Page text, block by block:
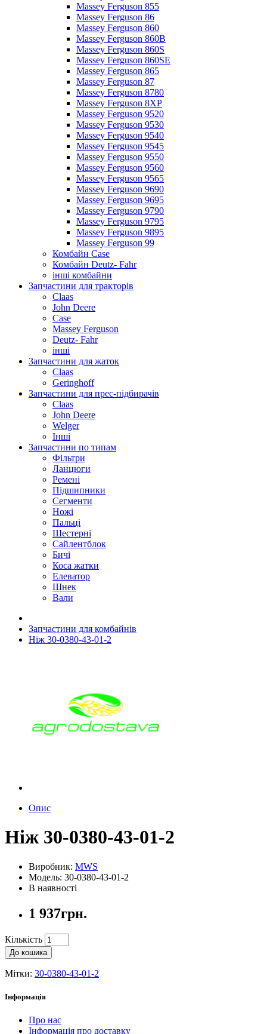
Massey Ferguson 855
Massey Ferguson 86
Massey Ferguson 860
Massey Ferguson 860B
Massey Ferguson 860S
Massey Ferguson 860SE
Massey Ferguson 865
Massey Ferguson 87
Massey Ferguson 8780
Massey Ferguson 8XP
Massey Ferguson 9520
Massey Ferguson 9530
Massey Ferguson 9540
Massey Ferguson 9545
Massey Ferguson 9550
Massey Ferguson 9560
Massey Ferguson 9565
Massey Ferguson 9690
Massey Ferguson 9695
Massey Ferguson 9790
Massey Ferguson 9795
Massey Ferguson 9895
Massey Ferguson 99
Комбайн Case
Комбайн Deutz- Fahr
інші комбайни
Запчастини для тракторів
Claas
John Deere
Case
Massey Ferguson
Deutz- Fahr
інші
Запчастини для жаток
Claas
Geringhoff
Запчастини для прес-підбирачів
Claas
John Deere
Welger
Інші
Запчастини по типам
Фільтри
Ланцюги
Ремені
Підшипники
Сегменти
Ножі
Пальці
Шестерні
Сайлентблок
Бичі
Коса жатки
Елеватор
Шнек
Вали
Запчастини для комбайнів
Ніж 30-0380-43-01-2
Опис
Ніж 30-0380-43-01-2
Виробник: MWS
Модель: 30-0380-43-01-2
В наявності
1 937грн.
Кількість
До кошика
Мітки: 30-0380-43-01-2
Інформація
Про нас
Інформація про доставку